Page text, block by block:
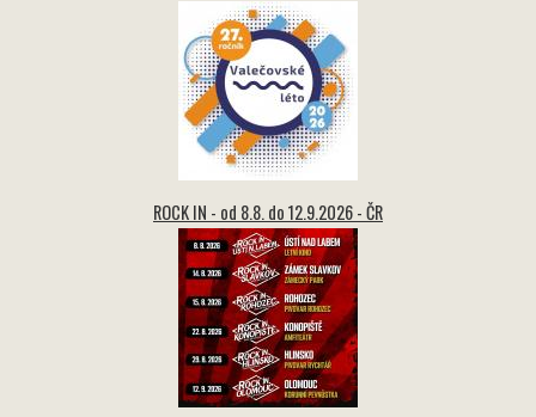
ROCK IN - od 8.8. do 12.9.2026 - ČR